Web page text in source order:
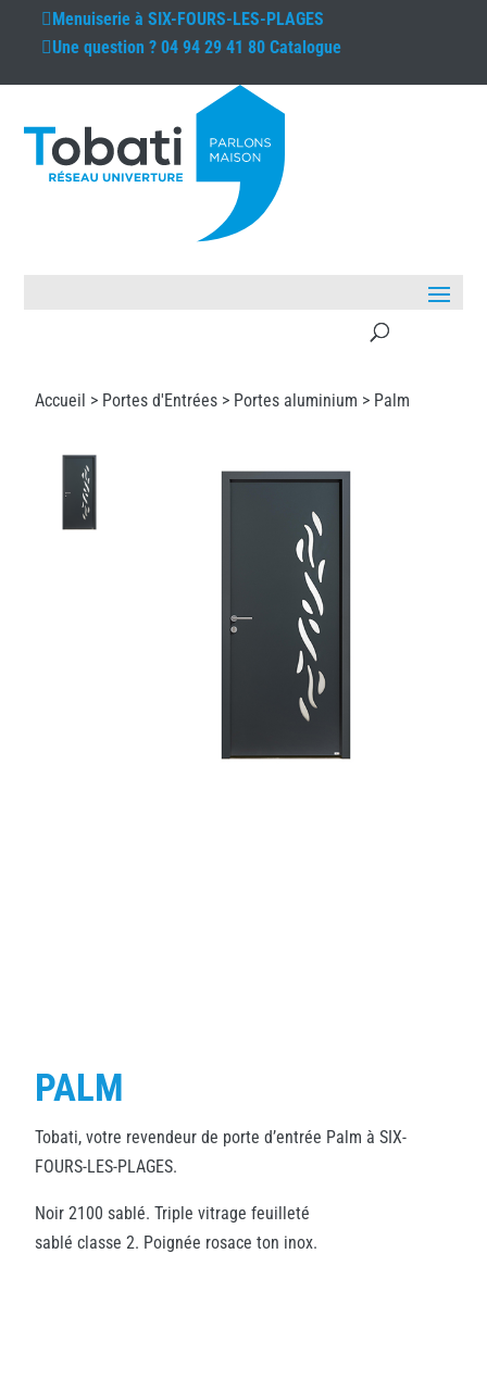
Menuiserie àSIX-FOURS-LES-PLAGES
Une question ?04 94 29 41 80 Catalogue
Accueil > Portes d'Entrées > Portes aluminium > Palm
PALM
Tobati, votre revendeur de porte d’entrée Palm à SIX-
FOURS-LES-PLAGES.
Noir 2100 sablé. Triple vitrage feuilleté
sablé classe 2. Poignée rosace ton inox.